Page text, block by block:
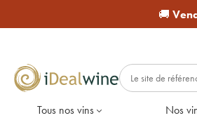
🚚
Tous nos vins Nos